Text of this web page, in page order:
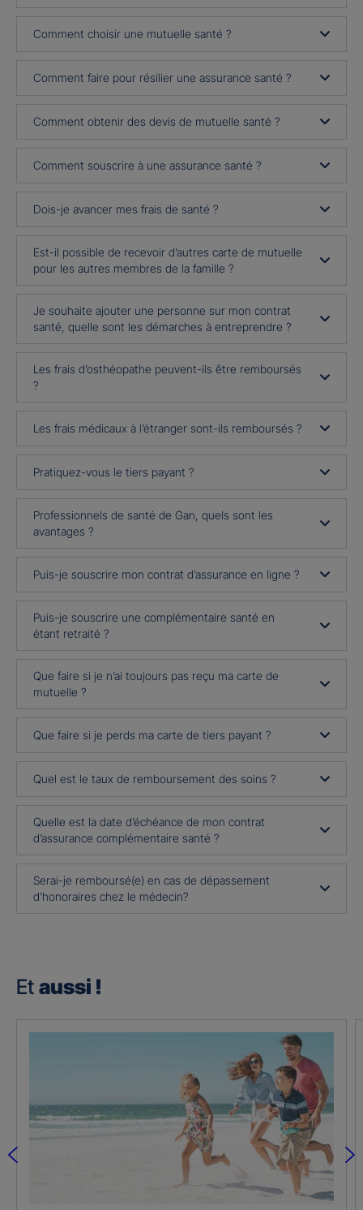
Comment choisir une mutuelle santé ?
Comment faire pour résilier une assurance santé ?
Comment obtenir des devis de mutuelle santé ?
Comment souscrire à une assurance santé ?
Dois-je avancer mes frais de santé ?
Est-il possible de recevoir d’autres carte de mutuelle
pour les autres membres de la famille ?
Je souhaite ajouter une personne sur mon contrat
santé, quelle sont les démarches à entreprendre ?
Les frais d’osthéopathe peuvent-ils être remboursés
?
Les frais médicaux à l’étranger sont-ils remboursés ?
Pratiquez-vous le tiers payant ?
Professionnels de santé de Gan, quels sont les
avantages ?
Puis-je souscrire mon contrat d’assurance en ligne ?
Puis-je souscrire une complémentaire santé en
étant retraité ?
Que faire si je n’ai toujours pas reçu ma carte de
mutuelle ?
Que faire si je perds ma carte de tiers payant ?
Quel est le taux de remboursement des soins ?
Quelle est la date d’échéance de mon contrat
d’assurance complémentaire santé ?
Serai-je remboursé(e) en cas de dépassement
d’honoraires chez le médecin?
Et aussi !